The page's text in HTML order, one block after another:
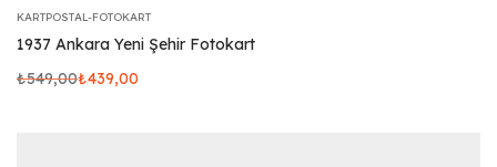
KARTPOSTAL-FOTOKART
1937 Ankara Yeni Şehir Fotokart
₺549,00₺439,00